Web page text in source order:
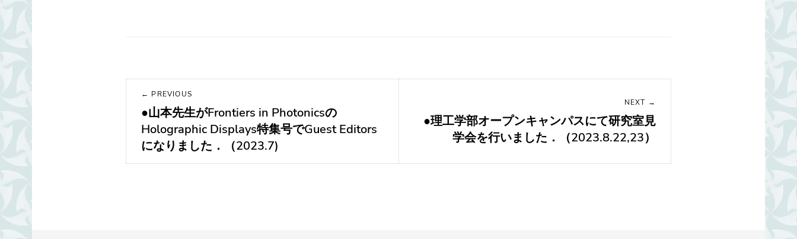
投
稿
ナ
ビ
← PREVIOUS
Previous
post:
●山本先生がFrontiers in Photonicsの
Holographic Displays特集号でGuest Editors
になりました．（2023.7)
NEXT →
Next
●理工学部オープンキャンパスにて研究室見
学会を行いました．（2023.8.22,23）